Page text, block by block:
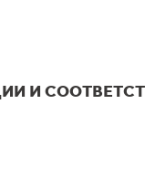
И